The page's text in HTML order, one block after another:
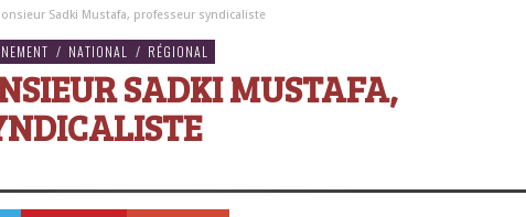
Sadki Mustafa, professeur syndicaliste
/ NATIONAL / RÉGIONAL
SADKI MUSTAFA,